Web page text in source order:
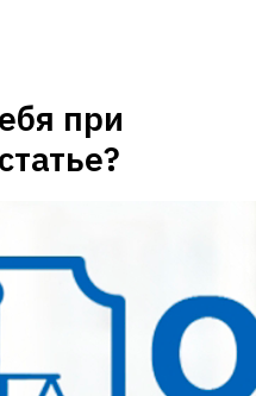
при